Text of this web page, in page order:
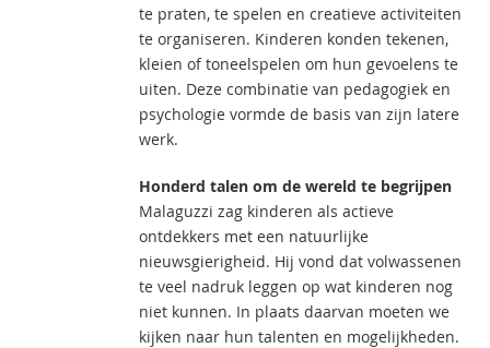
te praten, te spelen en creatieve activiteiten
te organiseren. Kinderen konden tekenen,
kleien of toneelspelen om hun gevoelens te
uiten. Deze combinatie van pedagogiek en
psychologie vormde de basis van zijn latere
werk.
Honderd talen om de wereld te begrijpen
Malaguzzi zag kinderen als actieve
ontdekkers met een natuurlijke
nieuwsgierigheid. Hij vond dat volwassenen
te veel nadruk leggen op wat kinderen nog
niet kunnen. In plaats daarvan moeten we
kijken naar hun talenten en mogelijkheden.